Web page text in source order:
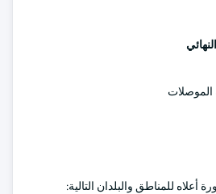
الموصلات
أعلاه للمناطق والبلدان التالية: